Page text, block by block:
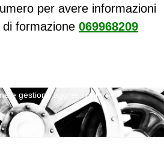
per avere informazioni
formazione 069968209
e gestione aggressioni